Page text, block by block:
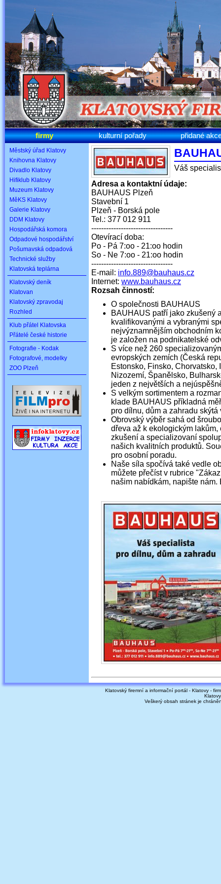
firmy kulturní pořady přidané
Městský úřad Klatovy
Knihovna Klatovy
Divadlo Klatovy
Hifiklub Klatovy
Muzeum Klatovy
MěKS Klatovy
Galerie Klatovy
DDM Klatovy
Hospodářská komora
Odpadové hospodářství
Pošumavská odpadová
Technické služby
Klatovská teplárna
Klatovský deník
Klatovan
Klatovský zpravodaj
Rozhled
Klub přátel Klatovska
Přátelé české historie
Fotografie - Kodak
Fotografové, modelky
ZOO Plzeň
Váš
Adresa a kontaktní údaje:
BAUHAUS Plzeň
Stavební 1
Plzeň - Borská pole
Tel.: 377 012 911
---------------------------------
Otevírací doba:
Po - Pá 7:oo - 21:oo hodin
So - Ne 7:oo - 21:oo hodin
---------------------------------
E-mail: info.889@bauhaus.cz
Internet: www.bauhaus.cz
Rozsah činností:
O společnosti BAUHAUS
BAUHAUS patří jako zkušený
kvalifikovanými a vybranými
nejvýznamnějším obchodním
je založen na podnikatelské
S více než 260
evropských zemích (Česká
Estonsko, Finsko,
Nizozemí, Španělsko,
jeden z největších a
S velkým sortimentem a
klade BAUHAUS příkladná
pro dílnu, dům a zahradu
Obrovský výběr sahá od
dřeva až k ekologickým
zkušení a specializovaní
našich kvalitních produktů.
pro osobní poradu.
Naše síla spočívá také vedle
můžete přečíst v rubrice
našim nabídkám, napište
Klatovský firemní a informační portál - Klatovy -
Veškerý obsah stránek je